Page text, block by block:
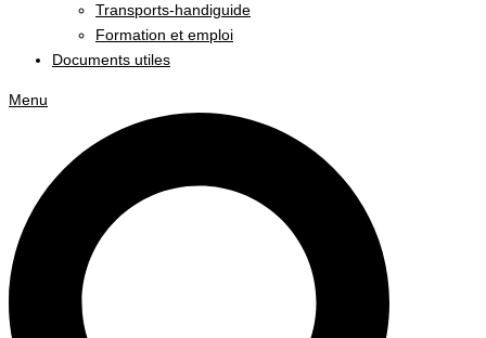
Transports-handiguide
Formation et emploi
Documents utiles
Menu